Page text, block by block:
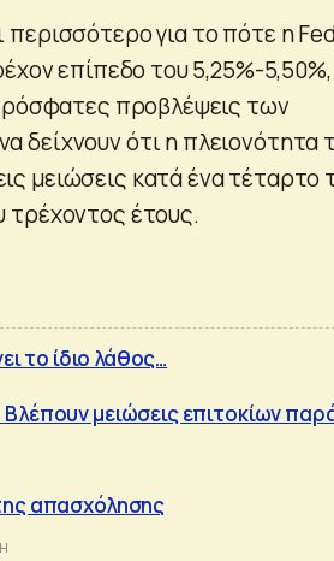
περισσότερο για το πότε η
επίπεδο του 5,25%-5,50%,
προβλέψεις των
δείχνουν ότι η πλειονότητα
μειώσεις κατά ένα τέταρτο
τρέχοντος έτους.
το ίδιο λάθος…
μειώσεις επιτοκίων
απασχόλησης